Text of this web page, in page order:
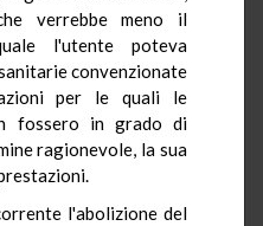
verrebbe meno il
l'utente poteva
convenzionate
per le quali le
fossero in grado di
ragionevole, la sua
l'abolizione del